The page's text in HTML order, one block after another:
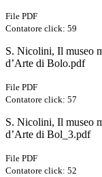
File PDF
Contatore click: 59
S. Nicolini, Il museo
d’Arte di Bolo.pdf
File PDF
Contatore click: 57
S. Nicolini, Il museo
d’Arte di Bol_3.pdf
File PDF
Contatore click: 52